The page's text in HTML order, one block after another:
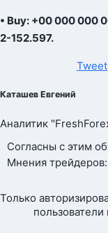
• Buy: +00 000 000
2-152.597.
Tweet
Каташев Евгений
Аналитик
Согласны с этим
Мнения трейдеров:
Только
пользователи